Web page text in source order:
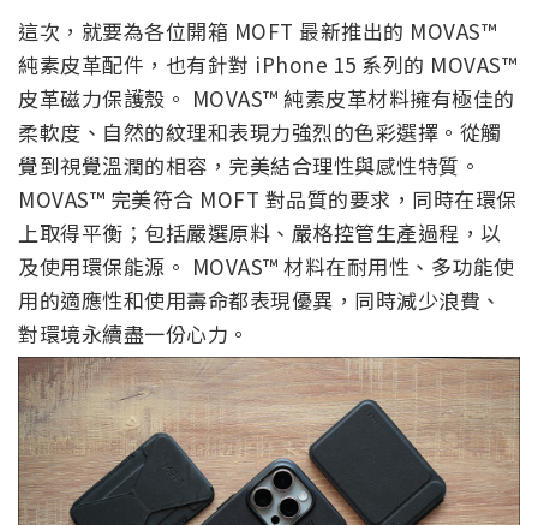
這次，就要為各位開箱 MOFT 最新推出的 MOVAS™
純素皮革配件，也有針對 iPhone 15 系列的 MOVAS™
皮革磁力保護殼。 MOVAS™ 純素皮革材料擁有極佳的
柔軟度、自然的紋理和表現力強烈的色彩選擇。從觸
覺到視覺溫潤的相容，完美結合理性與感性特質。
MOVAS™ 完美符合 MOFT 對品質的要求，同時在環保
上取得平衡；包括嚴選原料、嚴格控管生產過程，以
及使用環保能源。 MOVAS™ 材料在耐用性、多功能使
用的適應性和使用壽命都表現優異，同時減少浪費、
對環境永續盡一份心力。